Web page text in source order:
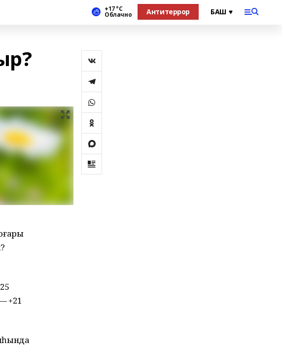
+17 °С
Облачно Антитеррор
+21